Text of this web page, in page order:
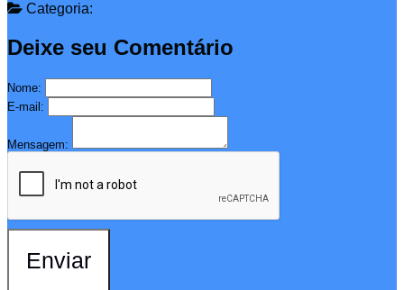
Categoria:
Deixe seu Comentário
Nome:
E-mail:
Mensagem:
Enviar